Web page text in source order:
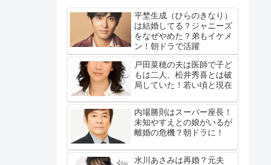
平埜生成（ひらのきなり）
は結婚してる？ジャニーズ
をなぜやめた？弟もイケメ
ン！朝ドラで活躍
戸田菜穂の夫は医師で子ど
もは二人、松井秀喜とは破
局していた！若い頃と現在
内場勝則はスーパー座長！
未知やすえとの娘がいるが
離婚の危機？朝ドラに！
水川あさみは再婚？元夫